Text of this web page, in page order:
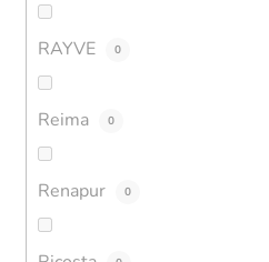
RAYVE 0
Reima 0
Renapur 0